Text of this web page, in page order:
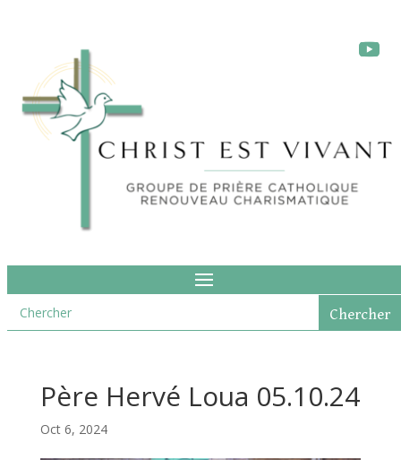
Père Hervé Loua 05.10.24
Oct 6, 2024